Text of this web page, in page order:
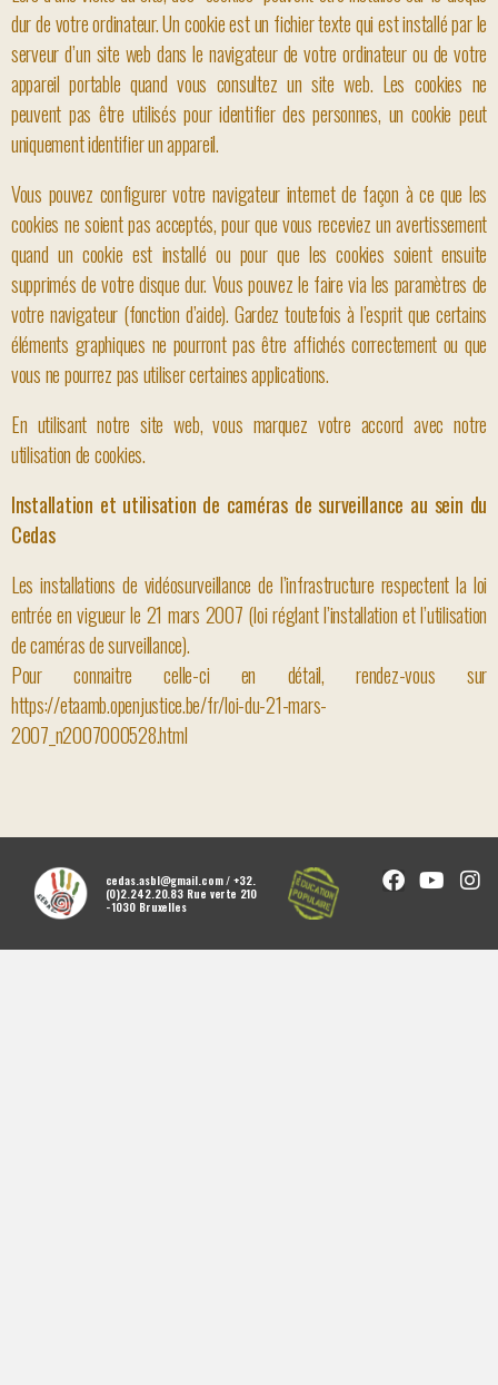
dur de votre ordinateur. Un cookie est un fichier texte qui est installé par le
serveur d’un site web dans le navigateur de votre ordinateur ou de votre
appareil portable quand vous consultez un site web. Les cookies ne
peuvent pas être utilisés pour identifier des personnes, un cookie peut
uniquement identifier un appareil.
Vous pouvez configurer votre navigateur internet de façon à ce que les
cookies ne soient pas acceptés, pour que vous receviez un avertissement
quand un cookie est installé ou pour que les cookies soient ensuite
supprimés de votre disque dur. Vous pouvez le faire via les paramètres de
votre navigateur (fonction d’aide). Gardez toutefois à l’esprit que certains
éléments graphiques ne pourront pas être affichés correctement ou que
vous ne pourrez pas utiliser certaines applications.
En utilisant notre site web, vous marquez votre accord avec notre
utilisation de cookies.
Installation et utilisation de caméras de surveillance au sein du
Cedas
Les installations de vidéosurveillance de l’infrastructure respectent la loi
entrée en vigueur le 21 mars 2007 (loi réglant l’installation et l’utilisation
de caméras de surveillance).
Pour connaitre celle-ci en détail, rendez-vous sur
https://etaamb.openjustice.be/fr/loi-du-21-mars-
2007_n2007000528.html
cedas.asbl@gmail.com / +32.
(0)2.242.20.83 Rue verte 210
- 1030 Bruxelles